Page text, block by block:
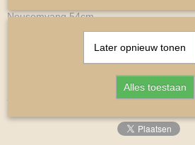
Neusomvang 54cm
Kopstuk Klein 48cm te vergroten tot 58cm
Later opnieuw tonen
Alles toestaan